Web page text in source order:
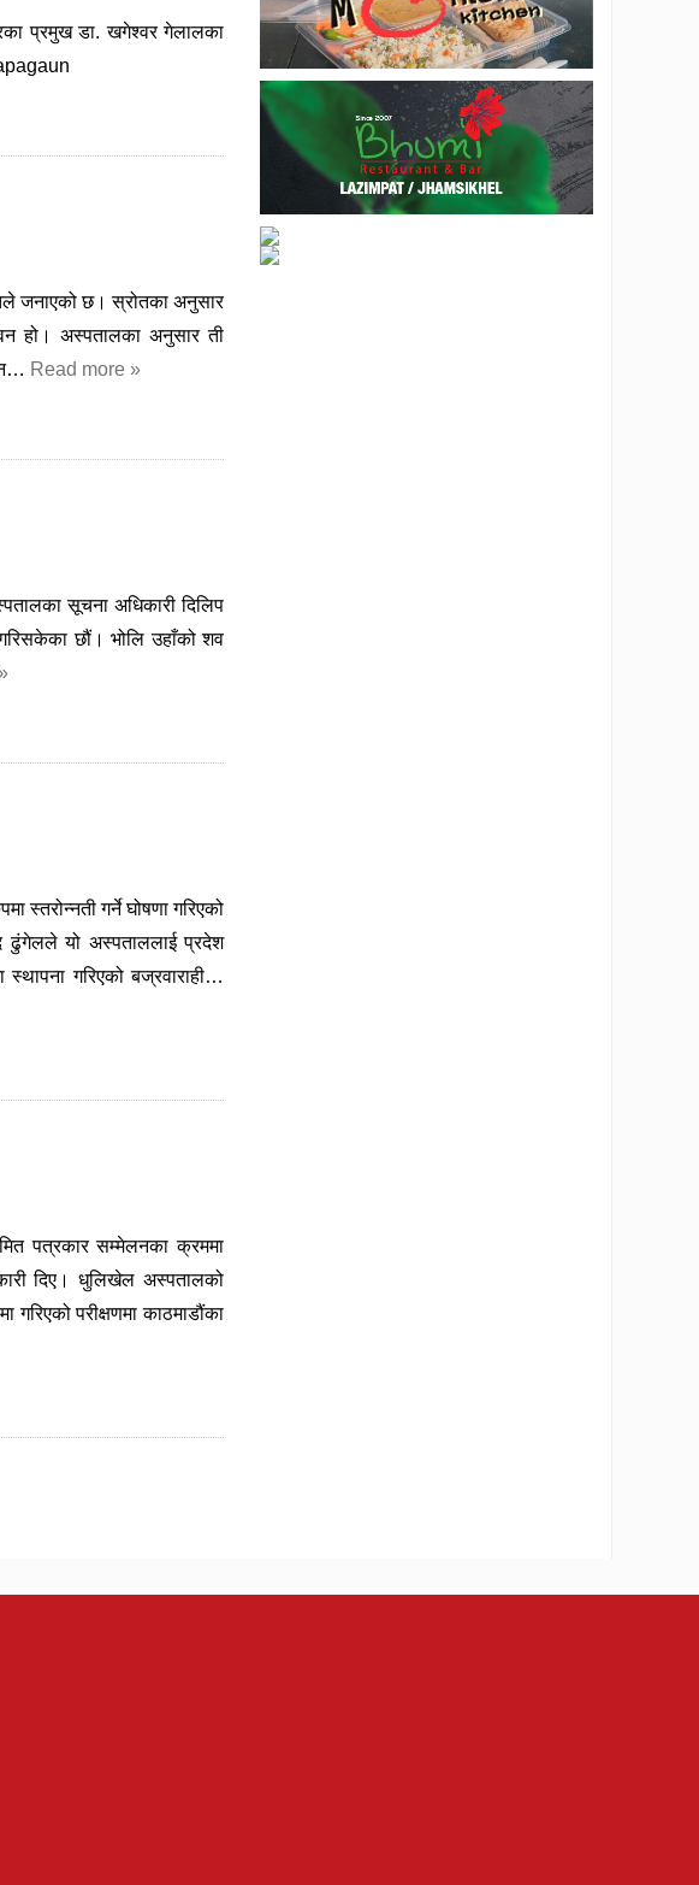
प्रमुख डा. खगेश्वर गेलालका
जनाएको छ। स्रोतका अनुसार
हो। अस्पतालका अनुसार ती
Read more »
सूचना अधिकारी दिलिप
छौं। भोलि उहाँको शव
स्तरोन्नती गर्ने घोषणा गरिएको
ढुंगेलले यो अस्पताललाई प्रदेश
गरिएको बज्रवाराही…
पत्रकार सम्मेलनका क्रममा
दिए। धुलिखेल अस्पतालको
परीक्षणमा काठमाडौंका